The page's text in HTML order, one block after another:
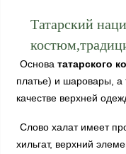
Татарский
Основа татарского
платье) и шаровары, а
качестве верхней
Слово халат имеет
хильгат, верхний